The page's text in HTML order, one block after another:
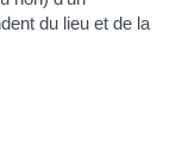
du lieu et de la